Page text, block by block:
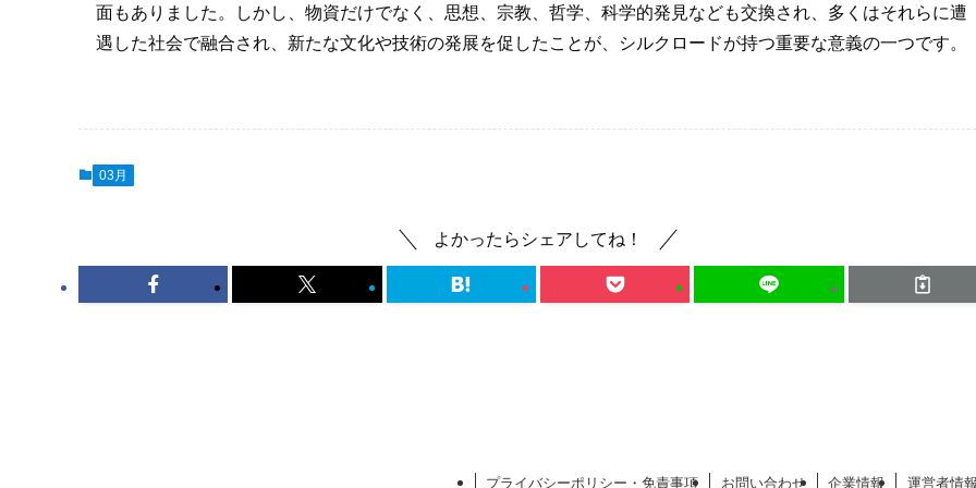
面もありました。しかし、物資だけでなく、思想、宗教、哲学、科学的発見なども交換され、多くはそれらに遭
遇した社会で融合され、新たな文化や技術の発展を促したことが、シルクロードが持つ重要な意義の一つです。
03月
よかったらシェアしてね！
プライバシーポリシー・免責事項 お問い合わせ 企業情報 運営者情